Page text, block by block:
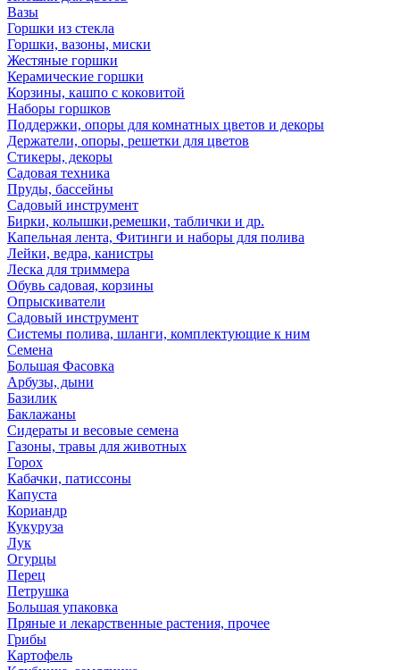
Вазы
Горшки из стекла
Горшки, вазоны, миски
Жестяные горшки
Керамические горшки
Корзины, кашпо с коковитой
Наборы горшков
Поддержки, опоры для комнатных цветов и декоры
Держатели, опоры, решетки для цветов
Стикеры, декоры
Садовая техника
Пруды, бассейны
Садовый инструмент
Бирки, колышки,ремешки, таблички и др.
Капельная лента, Фитинги и наборы для полива
Лейки, ведра, канистры
Леска для триммера
Обувь садовая, корзины
Опрыскиватели
Садовый инструмент
Системы полива, шланги, комплектующие к ним
Семена
Большая Фасовка
Арбузы, дыни
Базилик
Баклажаны
Сидераты и весовые семена
Газоны, травы для животных
Горох
Кабачки, патиссоны
Капуста
Кориандр
Кукуруза
Лук
Огурцы
Перец
Петрушка
Большая упаковка
Пряные и лекарственные растения, прочее
Грибы
Картофель